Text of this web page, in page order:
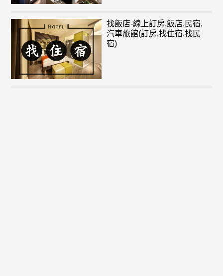
找飯店-線上訂房,飯店,民宿,
汽車旅館(訂房,找住宿,找民
宿)